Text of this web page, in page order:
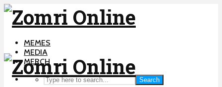
MEMES
MEDIA
MERCH
Search